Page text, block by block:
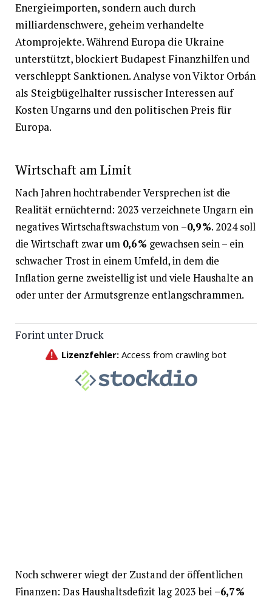
Energieimporten, sondern auch durch
milliardenschwere, geheim verhandelte
Atomprojekte. Während Europa die Ukraine
unterstützt, blockiert Budapest Finanzhilfen und
verschleppt Sanktionen. Analyse von Viktor Orbán
als Steigbügelhalter russischer Interessen auf
Kosten Ungarns und den politischen Preis für
Europa.
Wirtschaft am Limit
Nach Jahren hochtrabender Versprechen ist die
Realität ernüchternd: 2023 verzeichnete Ungarn ein
negatives Wirtschaftswachstum von –0,9 %. 2024 soll
die Wirtschaft zwar um 0,6 % gewachsen sein – ein
schwacher Trost in einem Umfeld, in dem die
Inflation gerne zweistellig ist und viele Haushalte an
oder unter der Armutsgrenze entlangschrammen.
Forint unter Druck
Noch schwerer wiegt der Zustand der öffentlichen
Finanzen: Das Haushaltsdefizit lag 2023 bei –6,7 %